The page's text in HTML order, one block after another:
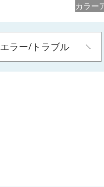
エラー/トラブル
カラー